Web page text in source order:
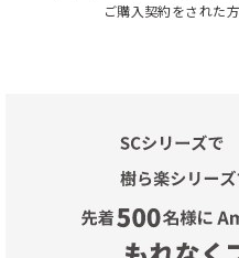
ご購入契約をされた